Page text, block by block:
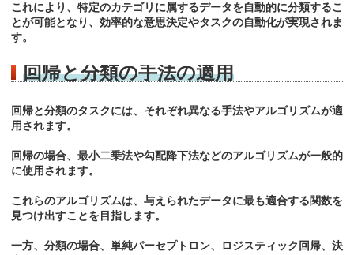
これにより、特定のカテゴリに属するデータを自動的に分類するこ
とが可能となり、効率的な意思決定やタスクの自動化が実現されま
す。
回帰と分類の手法の適用
回帰と分類のタスクには、それぞれ異なる手法やアルゴリズムが適
用されます。
回帰の場合、最小二乗法や勾配降下法などのアルゴリズムが一般的
に使用されます。
これらのアルゴリズムは、与えられたデータに最も適合する関数を
見つけ出すことを目指します。
一方、分類の場合、単純パーセプトロン、ロジスティック回帰、決